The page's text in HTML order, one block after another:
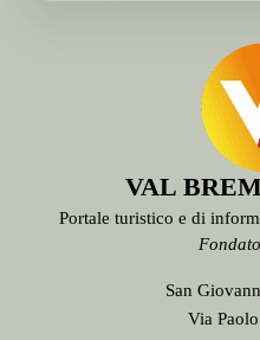
VAL
Portale turistico e di